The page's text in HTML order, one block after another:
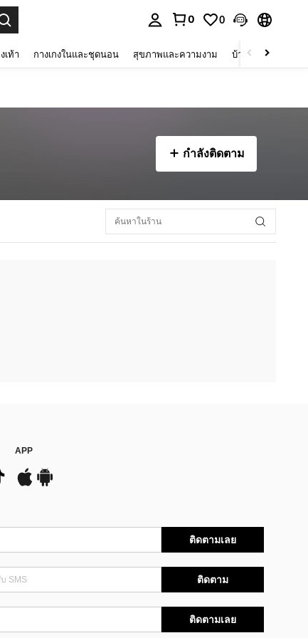
0 0
เท้า กางเกงในและชุดนอน สุขภาพและความงาม บ้านและที่อยู่อาศัย
กำลังติดตาม
APP
ติดตามเลย
ติดตาม
ติดตามเลย